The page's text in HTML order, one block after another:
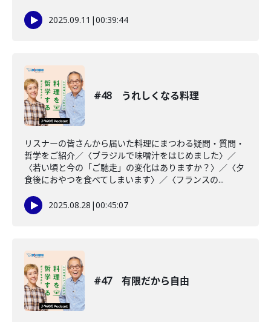
2025.09.11 |00:39:44
#48 うれしくなる料理
リスナーの皆さんから届いた料理にまつわる疑問・質問・
哲学をご紹介／〈ブラジルで味噌汁をはじめました〉／
〈若い頃と今の「ご馳走」の変化はありますか？〉／〈夕
食後におやつを食べてしまいます〉／〈フランスの...
2025.08.28 |00:45:07
#47 有限だから自由